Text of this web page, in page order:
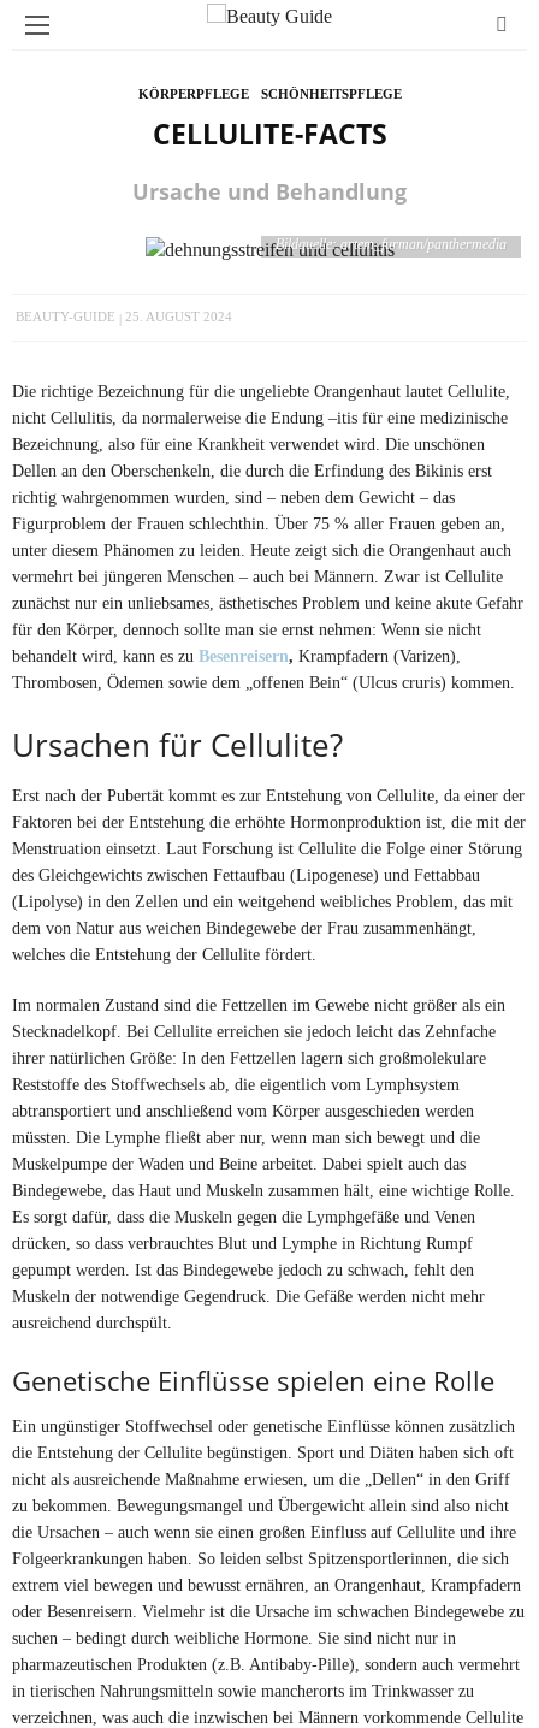
KÖRPERPFLEGE SCHÖNHEITSPFLEGE
CELLULITE-FACTS
Ursache und Behandlung
Bildquelle: artem_furman/panthermedia
BEAUTY-GUIDE 25. AUGUST 2024
Die richtige Bezeichnung für die ungeliebte Orangenhaut lautet Cellulite,
nicht Cellulitis, da normalerweise die Endung –itis für eine medizinische
Bezeichnung, also für eine Krankheit verwendet wird. Die unschönen
Dellen an den Oberschenkeln, die durch die Erfindung des Bikinis erst
richtig wahrgenommen wurden, sind – neben dem Gewicht – das
Figurproblem der Frauen schlechthin. Über 75 % aller Frauen geben an,
unter diesem Phänomen zu leiden. Heute zeigt sich die Orangenhaut auch
vermehrt bei jüngeren Menschen – auch bei Männern. Zwar ist Cellulite
zunächst nur ein unliebsames, ästhetisches Problem und keine akute Gefahr
für den Körper, dennoch sollte man sie ernst nehmen: Wenn sie nicht
behandelt wird, kann es zu Besenreisern, Krampfadern (Varizen),
Thrombosen, Ödemen sowie dem „offenen Bein“ (Ulcus cruris) kommen.
Ursachen für Cellulite?
Erst nach der Pubertät kommt es zur Entstehung von Cellulite, da einer der
Faktoren bei der Entstehung die erhöhte Hormonproduktion ist, die mit der
Menstruation einsetzt. Laut Forschung ist Cellulite die Folge einer Störung
des Gleichgewichts zwischen Fettaufbau (Lipogenese) und Fettabbau
(Lipolyse) in den Zellen und ein weitgehend weibliches Problem, das mit
dem von Natur aus weichen Bindegewebe der Frau zusammenhängt,
welches die Entstehung der Cellulite fördert.
Im normalen Zustand sind die Fettzellen im Gewebe nicht größer als ein
Stecknadelkopf. Bei Cellulite erreichen sie jedoch leicht das Zehnfache
ihrer natürlichen Größe: In den Fettzellen lagern sich großmolekulare
Reststoffe des Stoffwechsels ab, die eigentlich vom Lymphsystem
abtransportiert und anschließend vom Körper ausgeschieden werden
müssten. Die Lymphe fließt aber nur, wenn man sich bewegt und die
Muskelpumpe der Waden und Beine arbeitet. Dabei spielt auch das
Bindegewebe, das Haut und Muskeln zusammen hält, eine wichtige Rolle.
Es sorgt dafür, dass die Muskeln gegen die Lymphgefäße und Venen
drücken, so dass verbrauchtes Blut und Lymphe in Richtung Rumpf
gepumpt werden. Ist das Bindegewebe jedoch zu schwach, fehlt den
Muskeln der notwendige Gegendruck. Die Gefäße werden nicht mehr
ausreichend durchspült.
Genetische Einflüsse spielen eine Rolle
Ein ungünstiger Stoffwechsel oder genetische Einflüsse können zusätzlich
die Entstehung der Cellulite begünstigen. Sport und Diäten haben sich oft
nicht als ausreichende Maßnahme erwiesen, um die „Dellen“ in den Griff
zu bekommen. Bewegungsmangel und Übergewicht allein sind also nicht
die Ursachen – auch wenn sie einen großen Einfluss auf Cellulite und ihre
Folgeerkrankungen haben. So leiden selbst Spitzensportlerinnen, die sich
extrem viel bewegen und bewusst ernähren, an Orangenhaut, Krampfadern
oder Besenreisern. Vielmehr ist die Ursache im schwachen Bindegewebe zu
suchen – bedingt durch weibliche Hormone. Sie sind nicht nur in
pharmazeutischen Produkten (z.B. Antibaby-Pille), sondern auch vermehrt
in tierischen Nahrungsmitteln sowie mancherorts im Trinkwasser zu
verzeichnen, was auch die inzwischen bei Männern vorkommende Cellulite